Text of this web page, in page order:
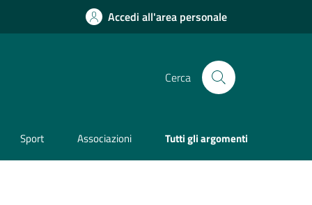
Accedi all'area personale
Cerca
Sport Associazioni Tutti gli argomenti